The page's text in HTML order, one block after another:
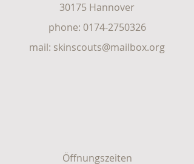
30175 Hannover
phone: 0174-2750326
mail: skinscouts@mailbox.org
Öffnungszeiten